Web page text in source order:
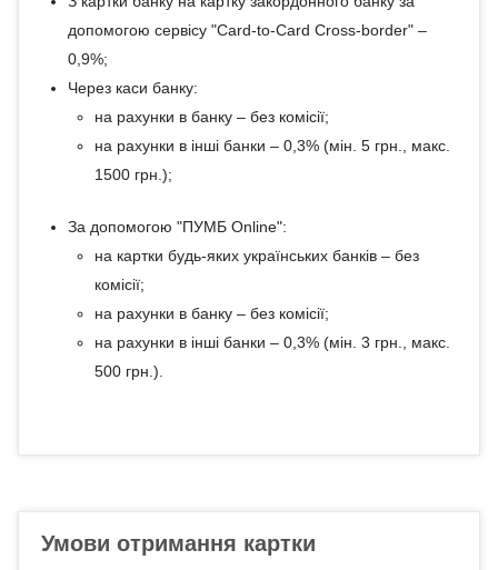
допомогою сервісу "Card-to-Card Cross-border" –
0,9%;
Через каси банку:
на рахунки в банку – без комісії;
на рахунки в інші банки – 0,3% (мін. 5 грн., макс.
1500 грн.);
За допомогою "ПУМБ Online":
на картки будь-яких українських банків – без
комісії;
на рахунки в банку – без комісії;
на рахунки в інші банки – 0,3% (мін. 3 грн., макс.
500 грн.).
Умови отримання картки